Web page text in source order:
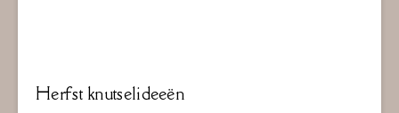
Herfst knutselideeën